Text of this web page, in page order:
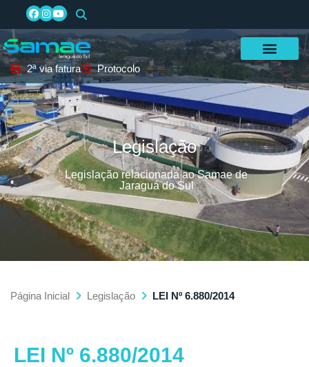
2ª via fatura Protocolo
Legislação
Legislação relacionada ao Samae de
Jaraguá do Sul
Página Inicial Legislação LEI Nº 6.880/2014
LEI Nº 6.880/2014